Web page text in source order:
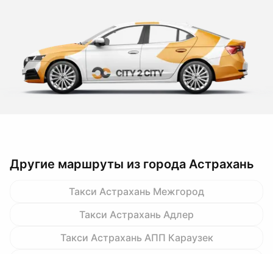
Другие маршруты из города Астрахань
Такси Астрахань Межгород
Такси Астрахань Адлер
Такси Астрахань АПП Караузек